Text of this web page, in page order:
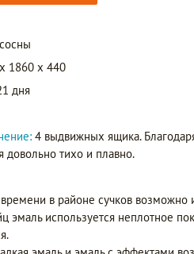
1860 x 440
дня
4 выдвижных ящика.
довольно тихо и плавно.
в районе сучков возможно
эмаль используется неплотное